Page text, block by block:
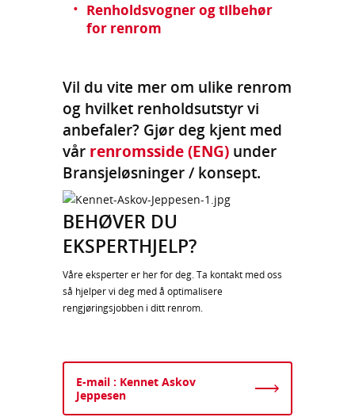
Renholdsvogner og tilbehør
for renrom
Vil du vite mer om ulike renrom
og hvilket renholdsutstyr vi
anbefaler? Gjør deg kjent med
vår renromsside (ENG) under
Bransjeløsninger / konsept.
BEHØVER DU
EKSPERTHJELP?
Våre eksperter er her for deg. Ta kontakt med oss ​​
så hjelper vi deg med å optimalisere
rengjøringsjobben i ditt renrom.
E-mail : Kennet Askov
Jeppesen